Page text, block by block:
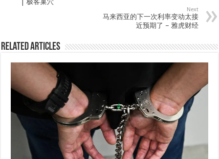
| 极客巢穴
Next
马来西亚的下一次利率变动太接
近预期了 – 雅虎财经
Related Articles